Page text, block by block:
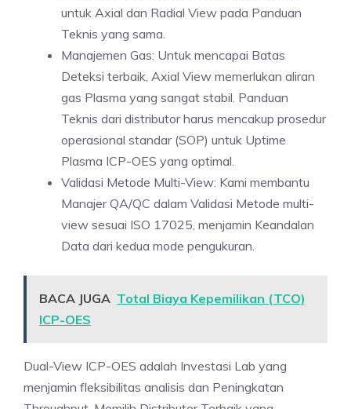
untuk Axial dan Radial View pada Panduan
Teknis yang sama.
Manajemen Gas: Untuk mencapai Batas
Deteksi terbaik, Axial View memerlukan aliran
gas Plasma yang sangat stabil. Panduan
Teknis dari distributor harus mencakup prosedur
operasional standar (SOP) untuk Uptime
Plasma ICP-OES yang optimal.
Validasi Metode Multi-View: Kami membantu
Manajer QA/QC dalam Validasi Metode multi-
view sesuai ISO 17025, menjamin Keandalan
Data dari kedua mode pengukuran.
BACA JUGA Total Biaya Kepemilikan (TCO)
ICP-OES
Dual-View ICP-OES adalah Investasi Lab yang
menjamin fleksibilitas analisis dan Peningkatan